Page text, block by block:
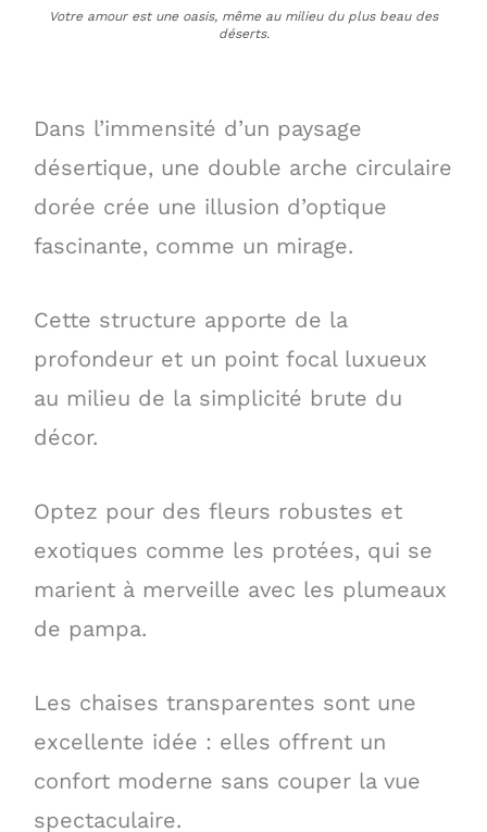
Votre amour est une oasis, même au milieu du plus beau des
déserts.
Dans l’immensité d’un paysage
désertique, une double arche circulaire
dorée crée une illusion d’optique
fascinante, comme un mirage.
Cette structure apporte de la
profondeur et un point focal luxueux
au milieu de la simplicité brute du
décor.
Optez pour des fleurs robustes et
exotiques comme les protées, qui se
marient à merveille avec les plumeaux
de pampa.
Les chaises transparentes sont une
excellente idée : elles offrent un
confort moderne sans couper la vue
spectaculaire.